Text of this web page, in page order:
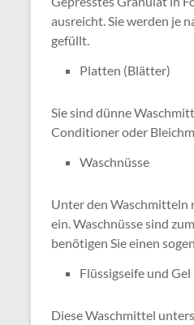
ausreicht. Sie werden je
gefüllt.
Platten (Blätter)
Sie sind dünne
Conditioner oder
Waschnüsse
Unter den Waschmitteln
ein. Waschnüsse sind
benötigen Sie einen
Flüssigseife und Gel
Diese Waschmittel